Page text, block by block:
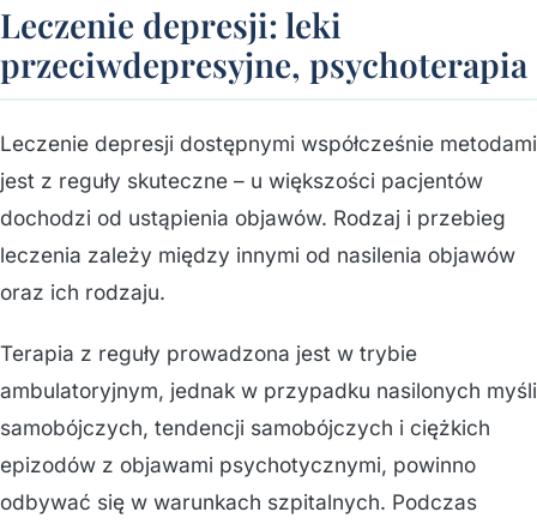
Leczenie depresji: leki
przeciwdepresyjne, psychoterapia
Leczenie depresji dostępnymi współcześnie metodami
jest z reguły skuteczne – u większości pacjentów
dochodzi od ustąpienia objawów. Rodzaj i przebieg
leczenia zależy między innymi od nasilenia objawów
oraz ich rodzaju.
Terapia z reguły prowadzona jest w trybie
ambulatoryjnym, jednak w przypadku nasilonych myśli
samobójczych, tendencji samobójczych i ciężkich
epizodów z objawami psychotycznymi, powinno
odbywać się w warunkach szpitalnych. Podczas